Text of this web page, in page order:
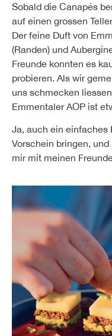
Sobald die Canapés
auf einen grossen
Der feine Duft von
(Randen) und
Freunde konnten es
probieren. Als wir
uns schmecken
Emmentaler AOP ist
Ja, auch ein einfaches
Vorschein bringen,
mir mit meinen